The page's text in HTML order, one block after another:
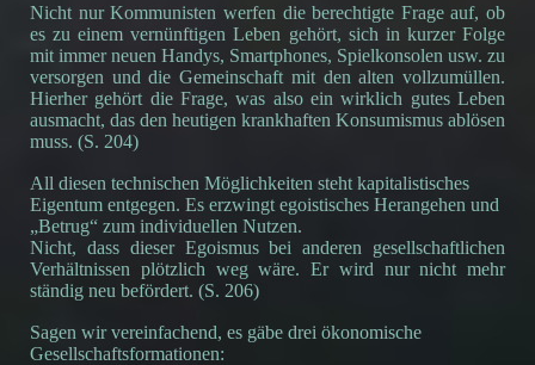
Nicht nur Kommunisten werfen die berechtigte Frage auf, ob
es zu einem vernünftigen Leben gehört, sich in kurzer Folge
mit immer neuen Handys, Smartphones, Spielkonsolen usw. zu
versorgen und die Gemeinschaft mit den alten vollzumüllen.
Hierher gehört die Frage, was also ein wirklich gutes Leben
ausmacht, das den heutigen krankhaften Konsumismus ablösen
muss. (S. 204)
All diesen technischen Möglichkeiten steht kapitalistisches
Eigentum entgegen. Es erzwingt egoistisches Herangehen und
„Betrug“ zum individuellen Nutzen.
Nicht, dass dieser Egoismus bei anderen gesellschaftlichen
Verhältnissen plötzlich weg wäre. Er wird nur nicht mehr
ständig neu befördert. (S. 206)
Sagen wir vereinfachend, es gäbe drei ökonomische
Gesellschaftsformationen: